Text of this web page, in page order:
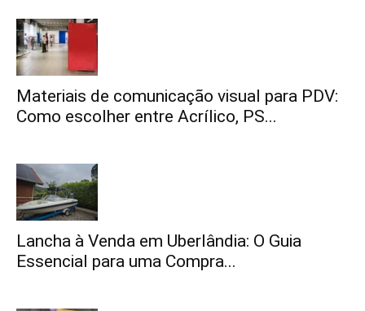
Materiais de comunicação visual para PDV:
Como escolher entre Acrílico, PS...
Lancha à Venda em Uberlândia: O Guia
Essencial para uma Compra...